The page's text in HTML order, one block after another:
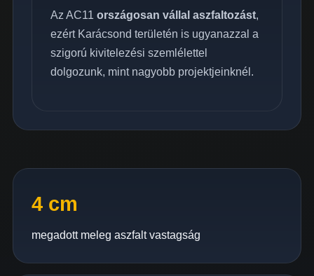
Az AC11 országosan vállal aszfaltozást,
ezért Karácsond területén is ugyanazzal a
szigorú kivitelezési szemlélettel
dolgozunk, mint nagyobb projektjeinknél.
4 cm
megadott meleg aszfalt vastagság